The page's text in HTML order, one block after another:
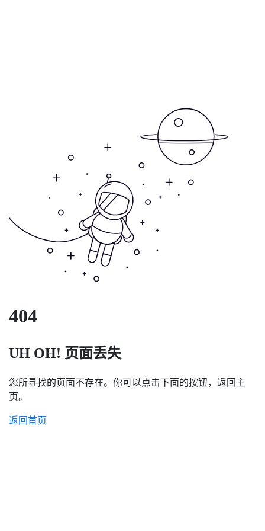
404
UH OH! 页面丢失
您所寻找的页面不存在。你可以点击下面的按钮，返回主
页。
返回首页